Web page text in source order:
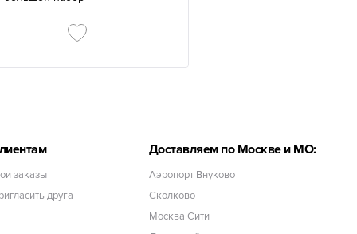
заказы
друга
Доставляем по Москве и МО:
Аэропорт Внуково
Сколково
Москва Сити